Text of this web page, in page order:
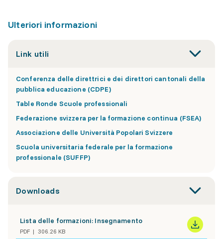
Ulteriori informazioni
Link utili
Conferenza delle direttrici e dei direttori cantonali della
pubblica educazione (CDPE)
Table Ronde Scuole professionali
Federazione svizzera per la formazione continua (FSEA)
Associazione delle Università Popolari Svizzere
Scuola universitaria federale per la formazione
professionale (SUFFP)
Downloads
Lista delle formazioni: Insegnamento
PDF 306.26 KB